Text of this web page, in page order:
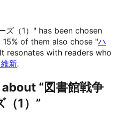
ズ（1）" has been chosen
15% of them also chose "ハ
It resonates with readers who
新.
“図書館戦争
（1）”